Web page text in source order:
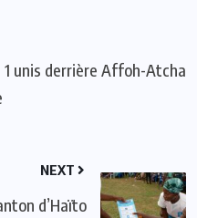
1 unis derrière Affoh-Atcha
NEXT
d’Haïto